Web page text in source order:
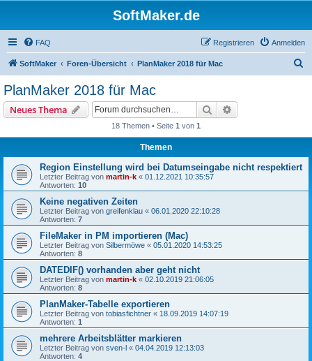
SoftMaker.de
FAQ Anmelden
Registrieren
SoftMaker Foren-Übersicht PlanMaker 2018 für Mac
PlanMaker 2018 für Mac
Neues Thema Suche
18 Themen • Seite 1 von 1
Themen
Region Einstellung wird bei Datumseingabe nicht respektiert
Letzter Beitrag von martin-k « 01.12.2021 10:35:57
Antworten: 10
Keine negativen Zeiten
Letzter Beitrag von greifenklau « 06.01.2020 22:10:28
Antworten: 7
FileMaker in PM importieren (Mac)
Letzter Beitrag von Silbermöwe « 05.01.2020 14:53:25
Antworten: 8
DATEDIF() vorhanden aber geht nicht
Letzter Beitrag von martin-k « 02.10.2019 21:06:05
Antworten: 8
PlanMaker-Tabelle exportieren
Letzter Beitrag von tobiasfichtner « 18.09.2019 14:07:19
Antworten: 1
mehrere Arbeitsblätter markieren
Letzter Beitrag von sven-l « 04.04.2019 12:13:03
Antworten: 4